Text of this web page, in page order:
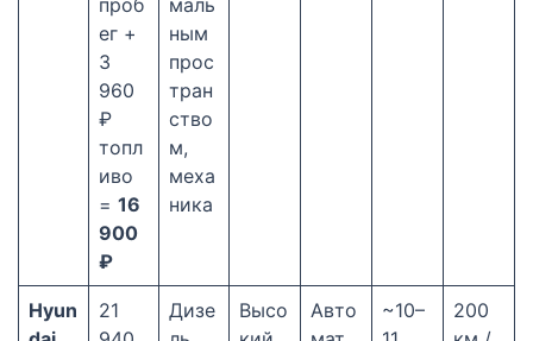
проб
ег +
3
960
₽
топл
иво
= 16
900
₽
маль
ным
прос
тран
ство
м,
меха
ника
Hyun
21
Дизе
Высо
Авто
~10–
200